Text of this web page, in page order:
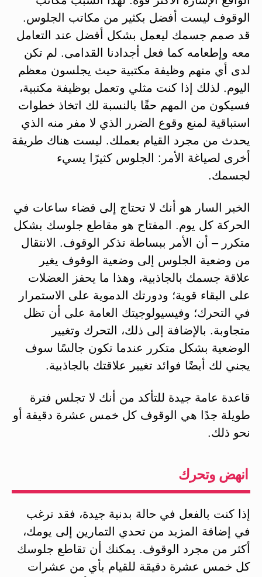
الوقوف ليست أفضل بكثير من مكاتب الجلوس.
قد صمم جسمك ليعمل بشكل أفضل عند التعامل
معه وإطعامه كما فعل أجدادنا القدامى. لم تكن
لدى أي منهم وظيفة مكتبية حيث يجلسون معظم
اليوم. لذلك إذا كنت مثلي وتعمل بوظيفة مكتبية،
فسيكون من المهم حقًا بالنسبة لك اتخاذ خطوات
استباقية لمنع وقوع الضرر الذي لا مفر منه الذي
يحدث من مجرد القيام بعملك. ليست هناك طريقة
أخرى لصياغة الأمر: الجلوس كثيرًا يسيء
لجسمك.
الخبر السار هو أنك لا تحتاج إلى قضاء ساعات في
الحركة كل يوم. المفتاح هو مقاطع جلوسك بشكل
متكرر – أن الأمر ببساطة تذكر الوقوف. الانتقال
من وضعية الجلوس إلى وضعية الوقوف يغير
علاقة جسمك بالجاذبية، وهذا ما يحفز العضلات
على البقاء قوية؛ ودورتك الدموية على الاستمرار
في التحرك؛ وفيسيولوجيتك العامة على أن تظل
متجاوبة. بالإضافة إلى ذلك، التحرك وتغيير
الوضعية بشكل متكرر عندما تكون جالسًا سوف
يجني لك أيضًا فوائد تغيير علاقتك بالجاذبية.
قاعدة عامة جيدة للتأكد من أنك لا تجلس فترة
طويلة جدًا هي الوقوف كل خمس عشرة دقيقة أو
نحو ذلك.
انهض وتحرك
إذا كنت بالفعل في حالة بدنية جيدة، فقد ترغب
في إضافة المزيد من تحدي التمارين إلى يومك،
أكثر من مجرد الوقوف. يمكنك أن تقاطع جلوسك
كل خمس عشرة دقيقة للقيام بأي من عشرات